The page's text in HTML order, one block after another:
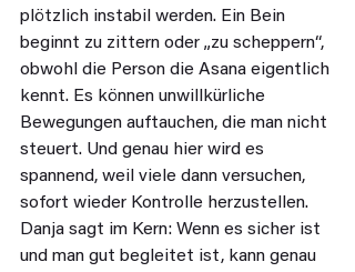
plötzlich instabil werden. Ein Bein
beginnt zu zittern oder „zu scheppern“,
obwohl die Person die Asana eigentlich
kennt. Es können unwillkürliche
Bewegungen auftauchen, die man nicht
steuert. Und genau hier wird es
spannend, weil viele dann versuchen,
sofort wieder Kontrolle herzustellen.
Danja sagt im Kern: Wenn es sicher ist
und man gut begleitet ist, kann genau